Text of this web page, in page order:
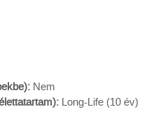
Nem
Long-Life (10 év)